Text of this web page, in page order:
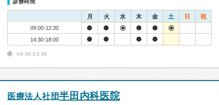
診療時間
月 火 水 木 金 土 日 祝
09:00-12:30
14:30-18:00
09:00-13:00
医療法人社団半田内科医院